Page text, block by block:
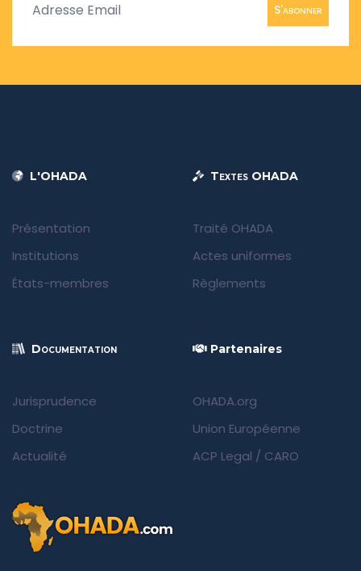
S'abonner
L'OHADA
Présentation
Institutions
États-membres
Textes OHADA
Traité OHADA
Actes uniformes
Règlements
Documentation
Jurisprudence
Doctrine
Actualité
Partenaires
OHADA.org
Union Européenne
ACP Legal / CARO